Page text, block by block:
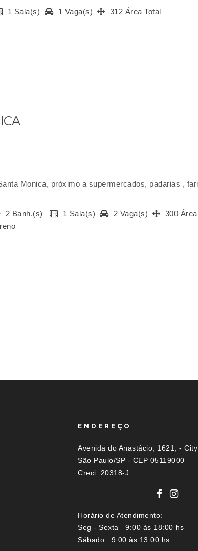
1 Sala(s) 1 Vaga(s) 312 Área Total
Monica, próximo a supermercados, padarias ,
2 Banh.(s) 1 Sala(s) 2 Vaga(s) 300
ENDEREÇO
Avenida do Anastácio, 1621, -
São Paulo/SP - CEP 05119000
Creci: 20318-J
Horário de Atendimento:
Seg - Sexta 9:00 às 18:00 hs
Sábado 9:00 às 13:00 hs